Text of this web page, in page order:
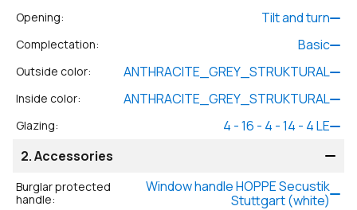
Opening: Tilt and turn
Complectation: Basic
Outside color: ANTHRACITE_GREY_STRUKTURAL
Inside color: ANTHRACITE_GREY_STRUKTURAL
Glazing:
4 - 16 - 4 - 14 - 4 LE
2.Accessories
Burglar protected
handle:
Window handle HOPPE Secustik
Stuttgart (white)